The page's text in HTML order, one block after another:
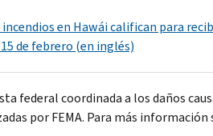
incendios en Hawái califican para
de febrero (en inglés)
federal coordinada a los daños
por FEMA. Para más